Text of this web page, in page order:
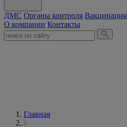
ДМС Органы контроля Вакцинация
О компании Контакты
Главная